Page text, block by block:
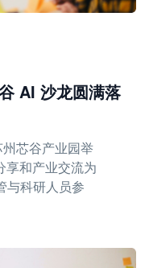
AI 沙龙圆满落
芯谷产业园举
享和产业交流为
与科研人员参